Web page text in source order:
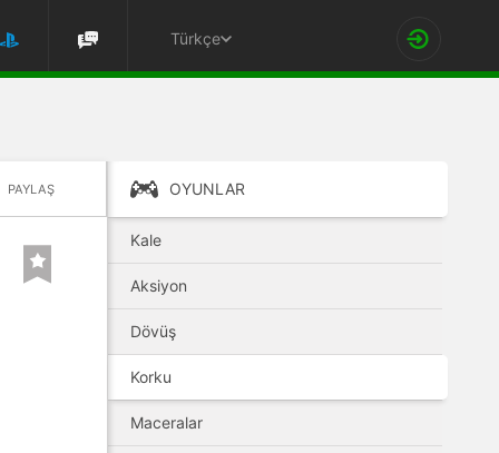
Türkçe
PAYLAŞ OYUNLAR
Kale
Aksiyon
Dövüş
Korku
Maceralar